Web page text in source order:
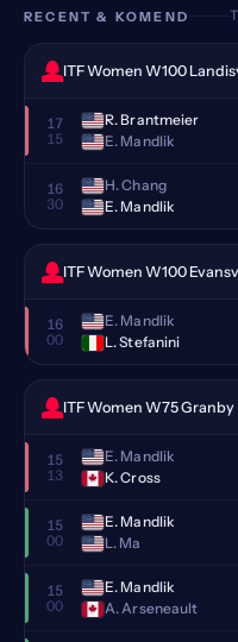
RECENT & KOMEND
17
15
R. Brantmeier
E. Mandlik
16
30
H. Chang
E. Mandlik
16
00
E. Mandlik
L. Stefanini
ITF Women W75
15
13
E. Mandlik
K. Cross
15
00
E. Mandlik
L. Ma
15
00
E. Mandlik
A. Arseneault